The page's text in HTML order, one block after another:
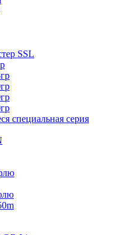
SSL
специальная серия